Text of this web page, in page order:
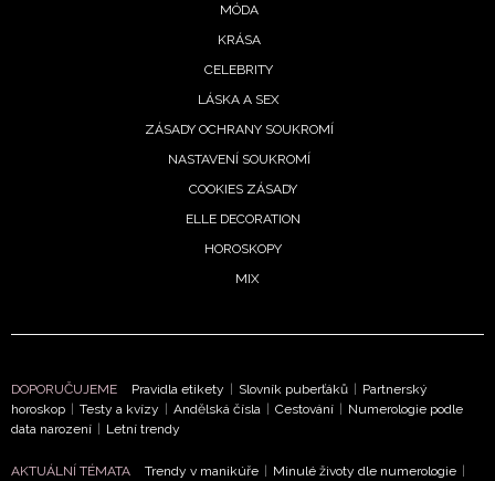
Přihlášením k newsletteru souhlasíte s
podmínkami společnosti BurdaMedia Extra s.r.o.
- BurdaMedia Extra s.r.o. bude s
Vašimi údaji pracovat zejména k organizaci a
vyhodnocení akce a zasílání novinek.
MÓDA
KRÁSA
CELEBRITY
LÁSKA A SEX
ZÁSADY OCHRANY SOUKROMÍ
NASTAVENÍ SOUKROMÍ
COOKIES ZÁSADY
ELLE DECORATION
HOROSKOPY
MIX
DOPORUČUJEME Pravidla etikety | Slovník puberťáků | Partnerský
horoskop | Testy a kvízy | Andělská čísla | Cestování | Numerologie podle
data narození | Letní trendy
AKTUÁLNÍ TÉMATA Trendy v manikúře | Minulé životy dle numerologie |